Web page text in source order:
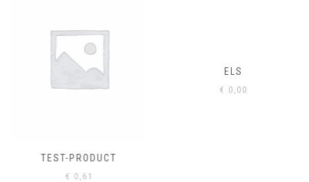
TEST-PRODUCT
€0,61
ELS
€0,00